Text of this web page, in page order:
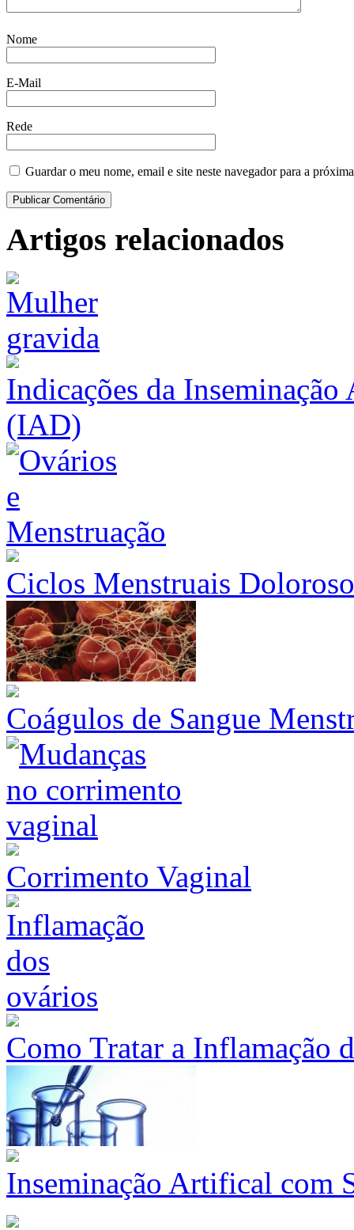
Nome
E-Mail
Rede
Guardar o meu nome, email e site neste navegador para a
Artigos relacionados
Indicações da
(IAD)
Ciclos Menstruais
Coágulos de Sangue
Corrimento Vaginal
Como Tratar a Inflamação
Inseminação Artifical com